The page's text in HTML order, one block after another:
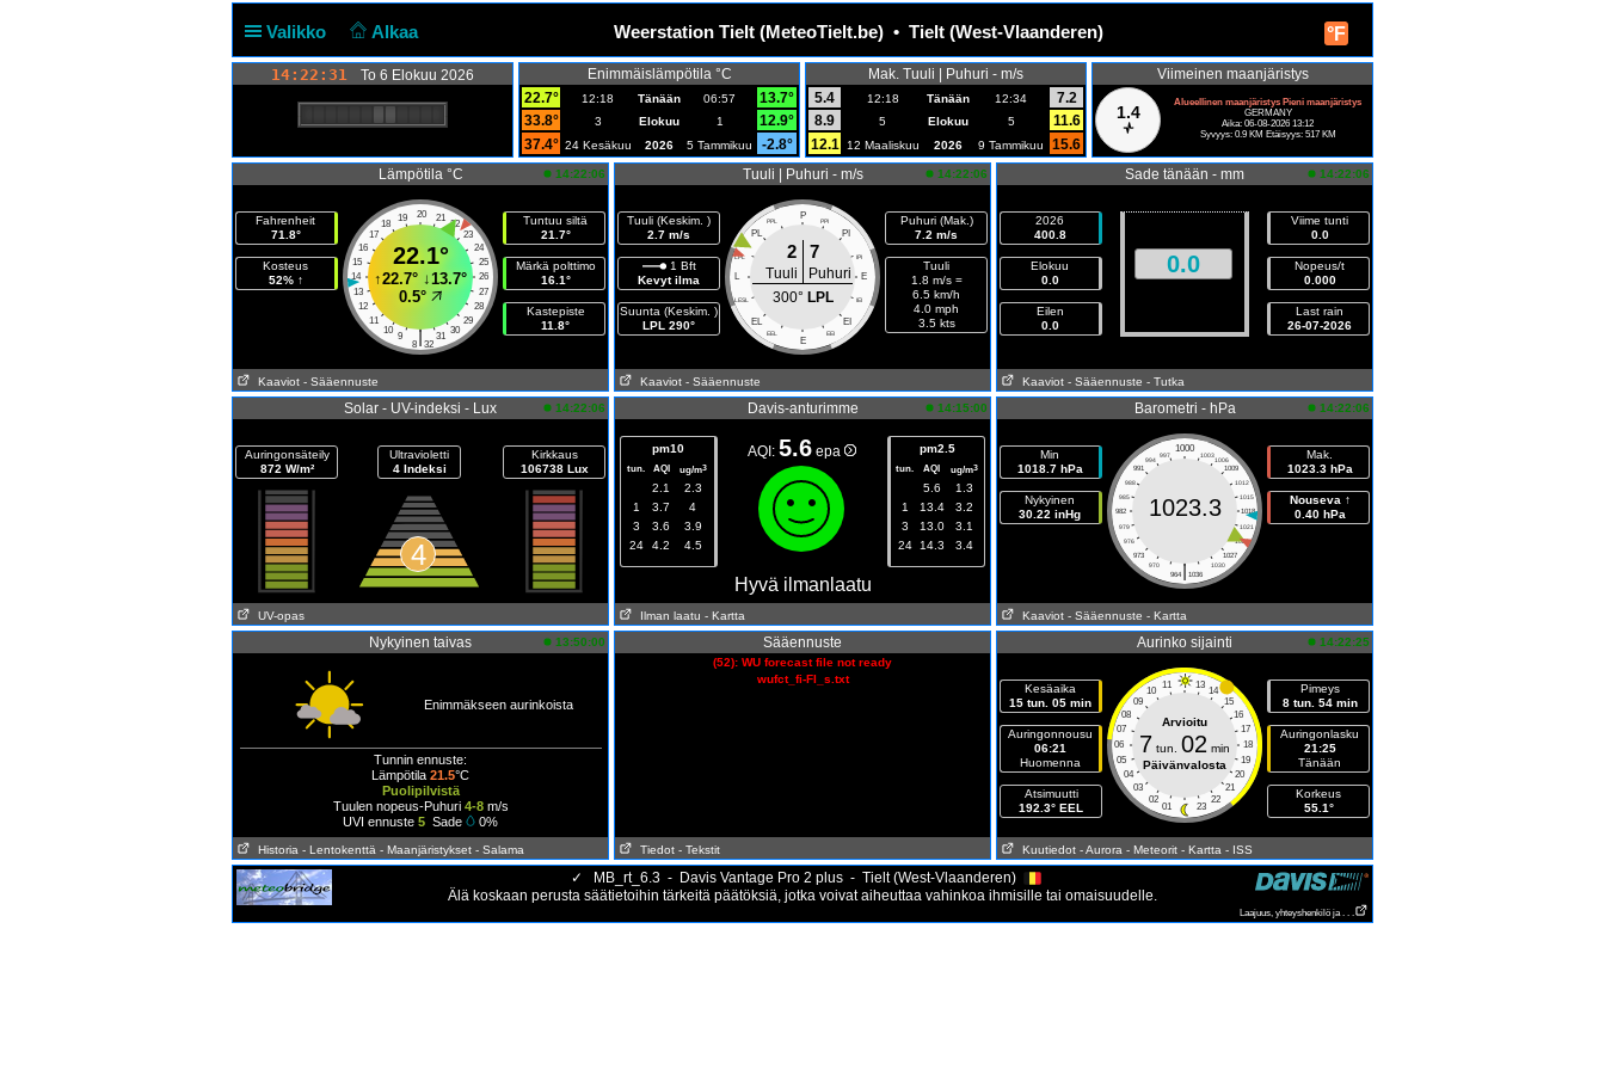
Valikko Alkaa °F
Weerstation Tielt (MeteoTielt.be) • Tielt (West-Vlaanderen)
14:22:31 To 6 Elokuu 2026
Enimmäislämpötila °C
22.7°
12:18 Tänään 06:57
13.7°
33.8°
3 Elokuu 1
12.9°
37.4° 24 Kesäkuu 2026 5 Tammikuu -2.8°
Mak. Tuuli | Puhuri - m/s
5.4
12:18 Tänään 12:34
7.2
8.9
5 Elokuu 5
11.6
12.1
12 Maaliskuu 2026 9 Tammikuu 15.6
Viimeinen maanjäristys
1.4
Alueellinen maanjäristys Pieni maanjäristys
GERMANY
Aika: 06-08-2026 13:12
Syvyys: 0.9 KM Etäisyys: 517 KM
Lämpötila °C 14:22:06
Fahrenheit
71.8°
Kosteus
52% ↑
20
19 21
18
22
17
23
16
24
15
25
14
26
13
27
12
28
11
29
10
30
9 31
|
8 32
22.1°
↑22.7° ↓13.7°
0.5°
Tuntuu siltä
21.7°
Märkä polttimo
16.1°
Kastepiste
11.8°
Kaaviot - Sääennuste
Tuuli | Puhuri - m/s 14:22:06
Tuuli (Keskim. )
2.7 m/s
1 Bft
Kevyt ilma
Suunta (Keskim. )
LPL 290°
P
PPL PPI
PL PI
LPL IPI
L E
LESL IEI
EL EI
EEL EEI
E
2 7
Tuuli
Puhuri
300° LPL
Puhuri (Mak.)
7.2 m/s
Tuuli
1.8 m/s =
6.5 km/h
4.0 mph
3.5 kts
Kaaviot - Sääennuste
Sade tänään - mm 14:22:06
2026
400.8
Elokuu
0.0
Eilen
0.0
0.0
Viime tunti
0.0
Nopeus/t
0.000
Last rain
26-07-2026
Kaaviot - Sääennuste - Tutka
Solar - UV-indeksi - Lux 14:22:06
Auringonsäteily
872 W/m²
Ultravioletti
4 Indeksi
4
Kirkkaus
106738 Lux
UV-opas
Davis-anturimme 14:15:00
pm10
tun. AQI ug/m3
2.1
2.3
1
3.7
4
3
3.6
3.9
24
4.2 4.5
AQI: 5.6 epa pm2.5
tun. AQI ug/m3
5.6
1.3
1
13.4
3.2
3
13.0
3.1
24
14.3 3.4
Hyvä ilmanlaatu
Ilman laatu - Kartta
Barometri - hPa 14:22:06
Min
1018.7 hPa
Nykyinen
30.22 inHg
1000
997 1003
994
1006
991
1009
988
1012
985
1015
982
1018
979
1021
976
1024
973
1027
970
1030
|
964 1036
1023.3
Mak.
1023.3 hPa
Nouseva ↑
0.40 hPa
Kaaviot - Sääennuste - Kartta
Nykyinen taivas 13:50:00
Enimmäkseen aurinkoista
Tunnin ennuste:
Lämpötila 21.5°C
Puolipilvistä
Tuulen nopeus-Puhuri 4-8m/s
UVI ennuste 5 Sade 0%
Historia - Lentokenttä - Maanjäristykset - Salama
Sääennuste
(52): WU forecast file not ready
wufct_fi-FI_s.txt
Tiedot - Tekstit
Aurinko sijainti 14:22:25
Kesäaika
15 tun. 05 min
Auringonnousu
06:21
Huomenna
Atsimuutti
192.3° EEL
11 13
10
14
09
15
08
16
07
17
06
18
05
19
04
20
03
21
02
22
01 23
Arvioitu
7 tun. 02 min
Päivänvalosta
Pimeys
8 tun. 54 min
Auringonlasku
21:25
Tänään
Korkeus
55.1°
Kuutiedot - Aurora - Meteorit - Kartta - ISS
✓
MB_rt_6.3 - Davis Vantage Pro 2 plus - Tielt (West-Vlaanderen)
Älä koskaan perusta säätietoihin tärkeitä päätöksiä, jotka voivat aiheuttaa vahinkoa ihmisille tai omaisuudelle.
Laajuus, yhteyshenkilö ja . . .